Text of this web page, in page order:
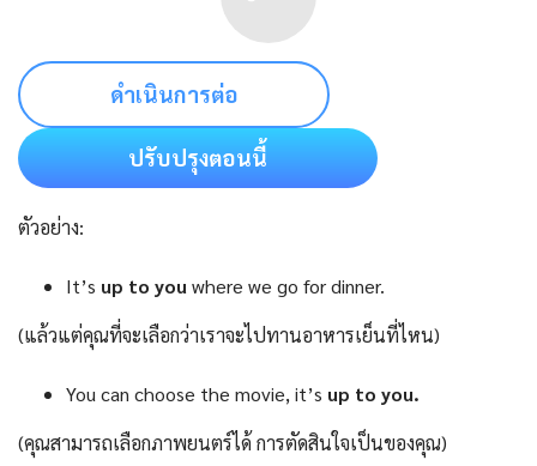
ดำเนินการต่อ
ปรับปรุงตอนนี้
ตัวอย่าง:
It’s up to you where we go for dinner.
(แล้วแต่คุณที่จะเลือกว่าเราจะไปทานอาหารเย็นที่ไหน)
You can choose the movie, it’s up to you.
(คุณสามารถเลือกภาพยนตร์ได้ การตัดสินใจเป็นของคุณ)